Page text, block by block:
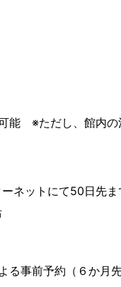
能 ※ただし、館内の
ットにて50日先ま
事前予約（６か月先